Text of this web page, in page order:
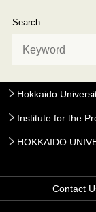
Search
Hokkaido
Institute for the
HOKKAIDO
Contact